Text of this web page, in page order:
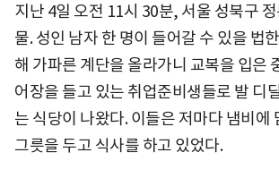
지난 4일 오전 11시 30분, 서울 성북구
물. 성인 남자 한 명이 들어갈 수 있을 법
해 가파른 계단을 올라가니 교복을 입은
어장을 들고 있는 취업준비생들로 발 디
는 식당이 나왔다. 이들은 저마다 냄비에
그릇을 두고 식사를 하고 있었다.